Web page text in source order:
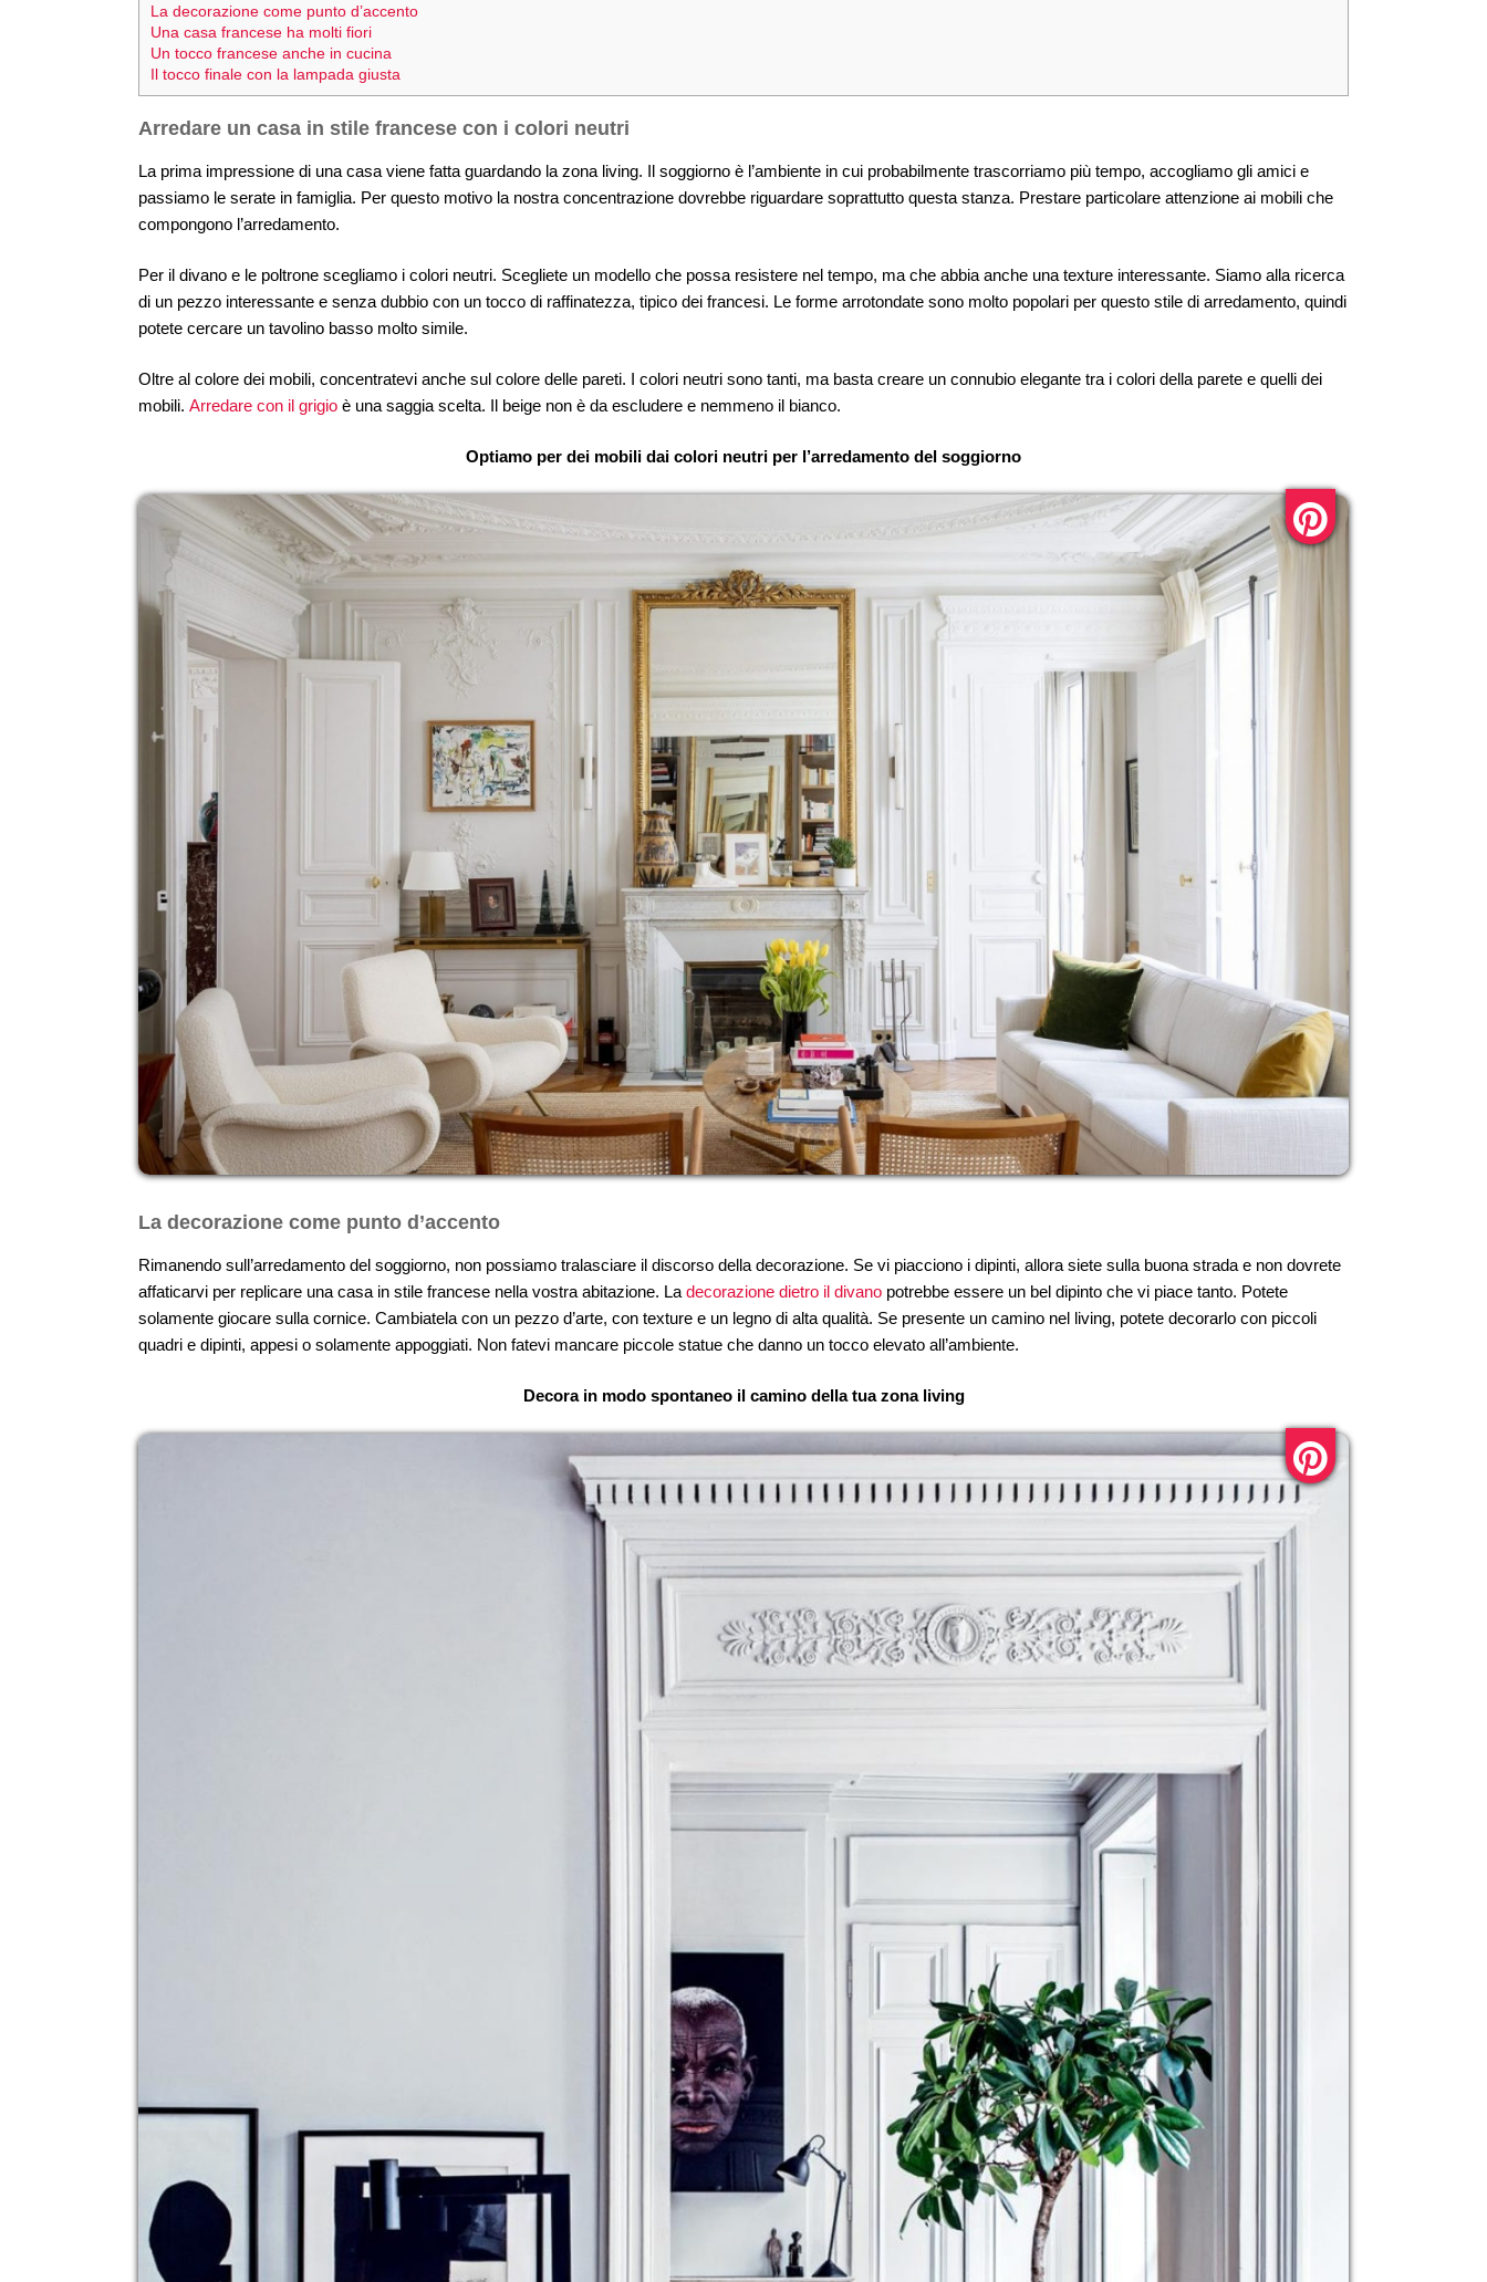
La decorazione come punto d’accento
Una casa francese ha molti fiori
Un tocco francese anche in cucina
Il tocco finale con la lampada giusta
Arredare un casa in stile francese con i colori neutri
La prima impressione di una casa viene fatta guardando la zona living. Il soggiorno è l’ambiente in cui probabilmente trascorriamo più tempo, accogliamo gli amici e
passiamo le serate in famiglia. Per questo motivo la nostra concentrazione dovrebbe riguardare soprattutto questa stanza. Prestare particolare attenzione ai mobili che
compongono l’arredamento.
Per il divano e le poltrone scegliamo i colori neutri. Scegliete un modello che possa resistere nel tempo, ma che abbia anche una texture interessante. Siamo alla ricerca
di un pezzo interessante e senza dubbio con un tocco di raffinatezza, tipico dei francesi. Le forme arrotondate sono molto popolari per questo stile di arredamento, quindi
potete cercare un tavolino basso molto simile.
Oltre al colore dei mobili, concentratevi anche sul colore delle pareti. I colori neutri sono tanti, ma basta creare un connubio elegante tra i colori della parete e quelli dei
mobili. Arredare con il grigio è una saggia scelta. Il beige non è da escludere e nemmeno il bianco.
Optiamo per dei mobili dai colori neutri per l’arredamento del soggiorno
La decorazione come punto d’accento
Rimanendo sull’arredamento del soggiorno, non possiamo tralasciare il discorso della decorazione. Se vi piacciono i dipinti, allora siete sulla buona strada e non dovrete
affaticarvi per replicare una casa in stile francese nella vostra abitazione. La decorazione dietro il divano potrebbe essere un bel dipinto che vi piace tanto. Potete
solamente giocare sulla cornice. Cambiatela con un pezzo d’arte, con texture e un legno di alta qualità. Se presente un camino nel living, potete decorarlo con piccoli
quadri e dipinti, appesi o solamente appoggiati. Non fatevi mancare piccole statue che danno un tocco elevato all’ambiente.
Decora in modo spontaneo il camino della tua zona living